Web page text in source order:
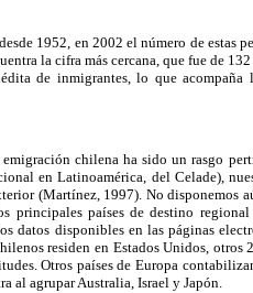
1952, en 2002 el número de estas
la cifra más cercana, que fue de
de inmigrantes, lo que acompaña
chilena ha sido un rasgo
en Latinoamérica, del Celade),
(Martínez, 1997). No disponemos
principales países de destino
datos disponibles en las páginas
residen en Estados Unidos, otros
Otros países de Europa
al agrupar Australia, Israel y Japón.